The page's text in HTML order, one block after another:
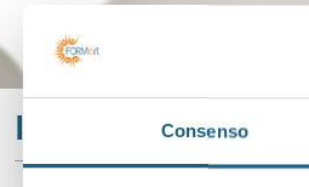
Consenso
Iscrizione